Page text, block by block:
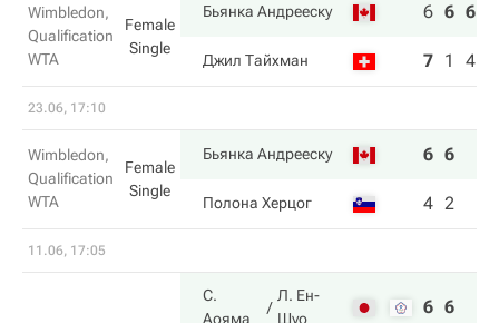
Wimbledon,
Qualification
WTA
Female
Single
Бьянка Андрееску 6 6 6
Джил Тайхман 7 1 4
23.06, 17:10
Wimbledon,
Qualification
WTA
Female
Single
Бьянка Андрееску 6 6
Полона Херцог 4 2
11.06, 17:05
С.
Аояма
Л. Ен-
Шуо
6 6